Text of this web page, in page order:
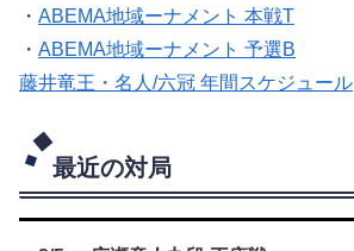
・ ABEMA地域ーナメント 本戦T
・ ABEMA地域ーナメント 予選B
藤井竜王・名人/六冠 年間スケジュール
最近の対局